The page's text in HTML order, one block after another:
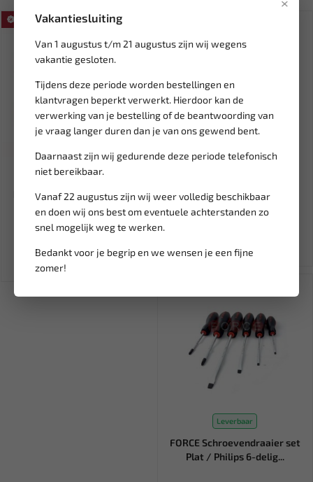
Vakantiesluiting
Van 1 augustus t/m 21 augustus zijn wij wegens
vakantie gesloten.
Tijdens deze periode worden bestellingen en
klantvragen beperkt verwerkt. Hierdoor kan de
verwerking van je bestelling of de beantwoording van
je vraag langer duren dan je van ons gewend bent.
Daarnaast zijn wij gedurende deze periode telefonisch
niet bereikbaar.
Vanaf 22 augustus zijn wij weer volledig beschikbaar
en doen wij ons best om eventuele achterstanden zo
snel mogelijk weg te werken.
Bedankt voor je begrip en we wensen je een fijne
zomer!
SALE!
Leverbaar
blokkeergereedschap Ducati
2-...
29,99
35,28
Tijdelijk
uitverkocht
demontage gereedschap
9G072...
Leverbaar
FORCE Schroevendraaier set
Plat / Philips 6-delig...